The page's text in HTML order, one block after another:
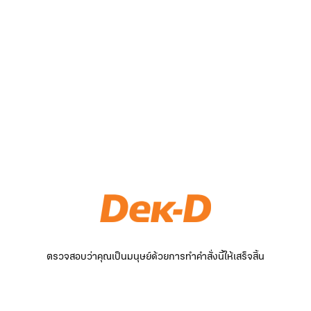
ตรวจสอบว่าคุณเป็นมนุษย์ด้วยการทำคำสั่งนี้ให้เสร็จสิ้น